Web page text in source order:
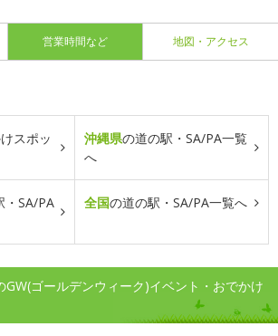
営業時間など 地図・アクセス
スポッ
沖縄県の道の駅・SA/PA一覧
へ
・SA/PA
全国の道の駅・SA/PA一覧へ
GW(ゴールデンウィーク)イベント・おでかけ